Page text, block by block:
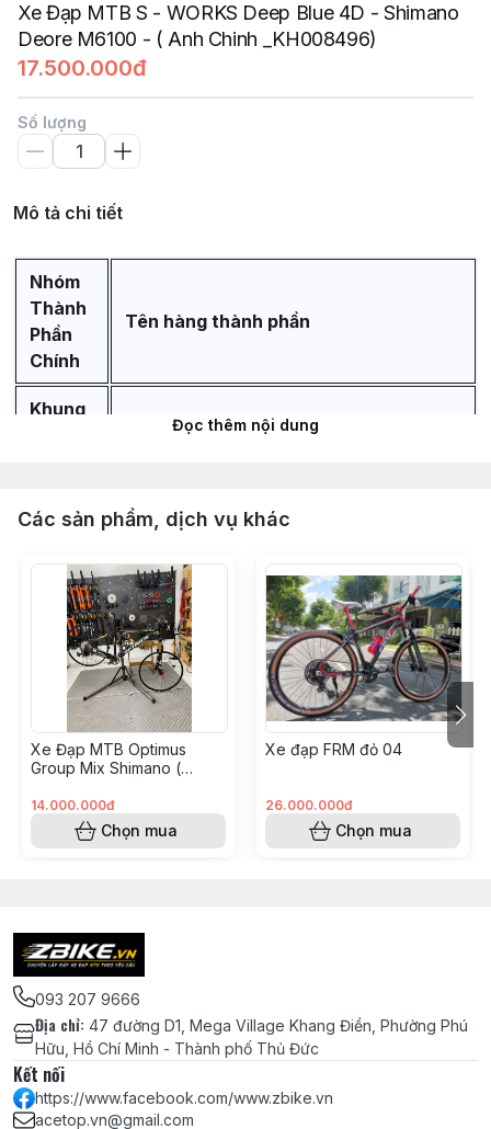
Xe Đạp MTB S - WORKS Deep Blue 4D - Shimano
Deore M6100 - ( Anh Chinh _KH008496)
17.500.000đ
Số lượng
Mô tả chi tiết
Nhóm
Thành
Phần
Chính
Tên hàng thành phần
Khung
Khung sườn ZBIKE ZTK chuẩn alumium
6061 cao cấp bảo hành 5 năm
Phuộc hơi ZBIKE ZBG ty 34mm hành
trình tùy chọn 120mm - 140mm có
REBOUND - Bánh 29 inch
Chén cổ bạc đạn 44-44mm LEBYCLE -
Màu Đen
Vòng Carbon chêm cổ phuộc 28.6 -
Miếng dán Cao su bảo vệ gấp xe đạp
Hệ
Thống
Truyền
Động
Bộ group SHIMANO DEORE M6100
32T (full bộ 6 món) Made in Japan
chính hãng
Đọc thêm nội dung
Các sản phẩm, dịch vụ khác
Xe Đạp MTB Optimus
Group Mix Shimano (
14.000.000đ
Chọn mua
Xe đạp FRM đỏ 04
26.000.000đ
Chọn mua
093 207 9666
Địa chỉ: 47 đường D1, Mega Village Khang Điền, Phường Phú
Hữu, Hồ Chí Minh - Thành phố Thủ Đức
Kết nối
https://www.facebook.com/www.zbike.vn
acetop.vn@gmail.com